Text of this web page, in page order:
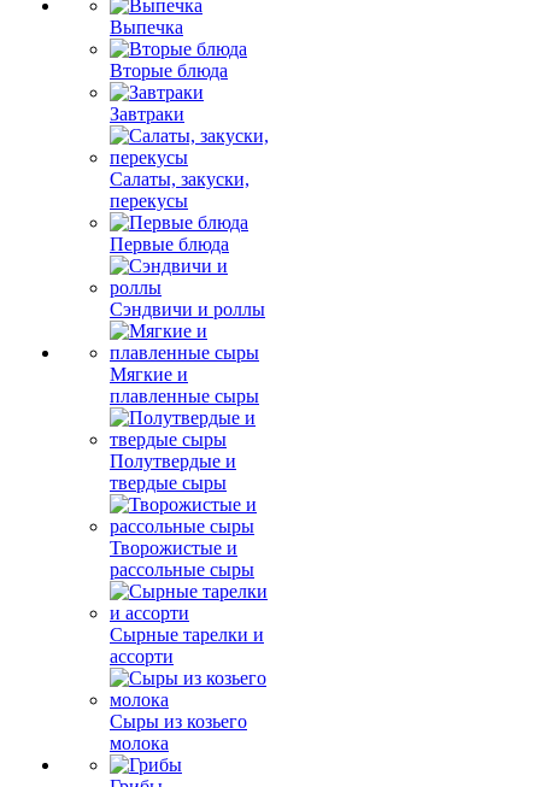
Выпечка
Вторые блюда
Завтраки
Салаты, закуски,
перекусы
Первые блюда
Сэндвичи и роллы
Мягкие и
плавленные сыры
Полутвердые и
твердые сыры
Творожистые и
рассольные сыры
Сырные тарелки и
ассорти
Сыры из козьего
молока